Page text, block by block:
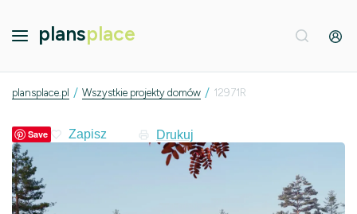
plansplace
plansplace.pl / Wszystkie projekty domów / 12971R
Save Drukuj